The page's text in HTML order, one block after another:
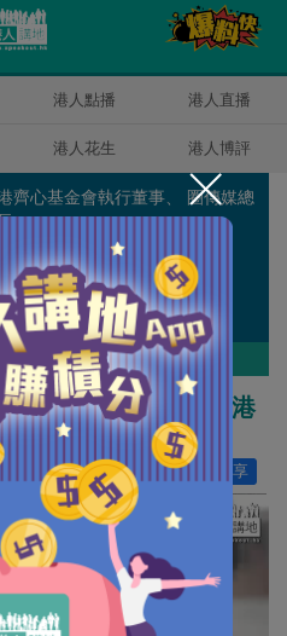
港人點播 港人直播
港人花生 港人博評
齊心基金會執行董事、 圈傳媒總
作者其他博評
張瑞蓮:猛人雲集，香港
分享
讚好 52